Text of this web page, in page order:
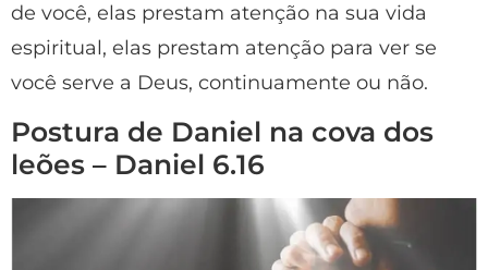
de você, elas prestam atenção na sua vida
espiritual, elas prestam atenção para ver se
você serve a Deus, continuamente ou não.
Postura de Daniel na cova dos
leões – Daniel 6.16